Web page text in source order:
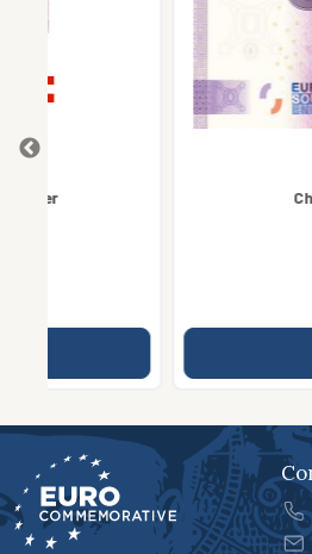
Chateau Vaux